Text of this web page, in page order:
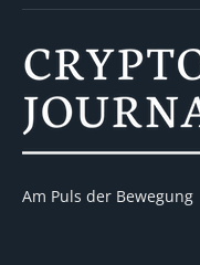
Am Puls der Bewegung